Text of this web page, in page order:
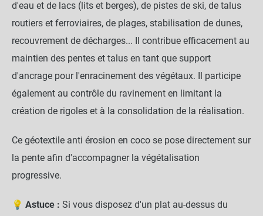
d'eau et de lacs (lits et berges), de pistes de ski, de talus
routiers et ferroviaires, de plages, stabilisation de dunes,
recouvrement de décharges... Il contribue efficacement au
maintien des pentes et talus en tant que support
d'ancrage pour l'enracinement des végétaux. Il participe
également au contrôle du ravinement en limitant la
création de rigoles et à la consolidation de la réalisation.
Ce géotextile anti érosion en coco se pose directement sur
la pente afin d'accompagner la végétalisation
progressive.
💡 Astuce : Si vous disposez d'un plat au-dessus du